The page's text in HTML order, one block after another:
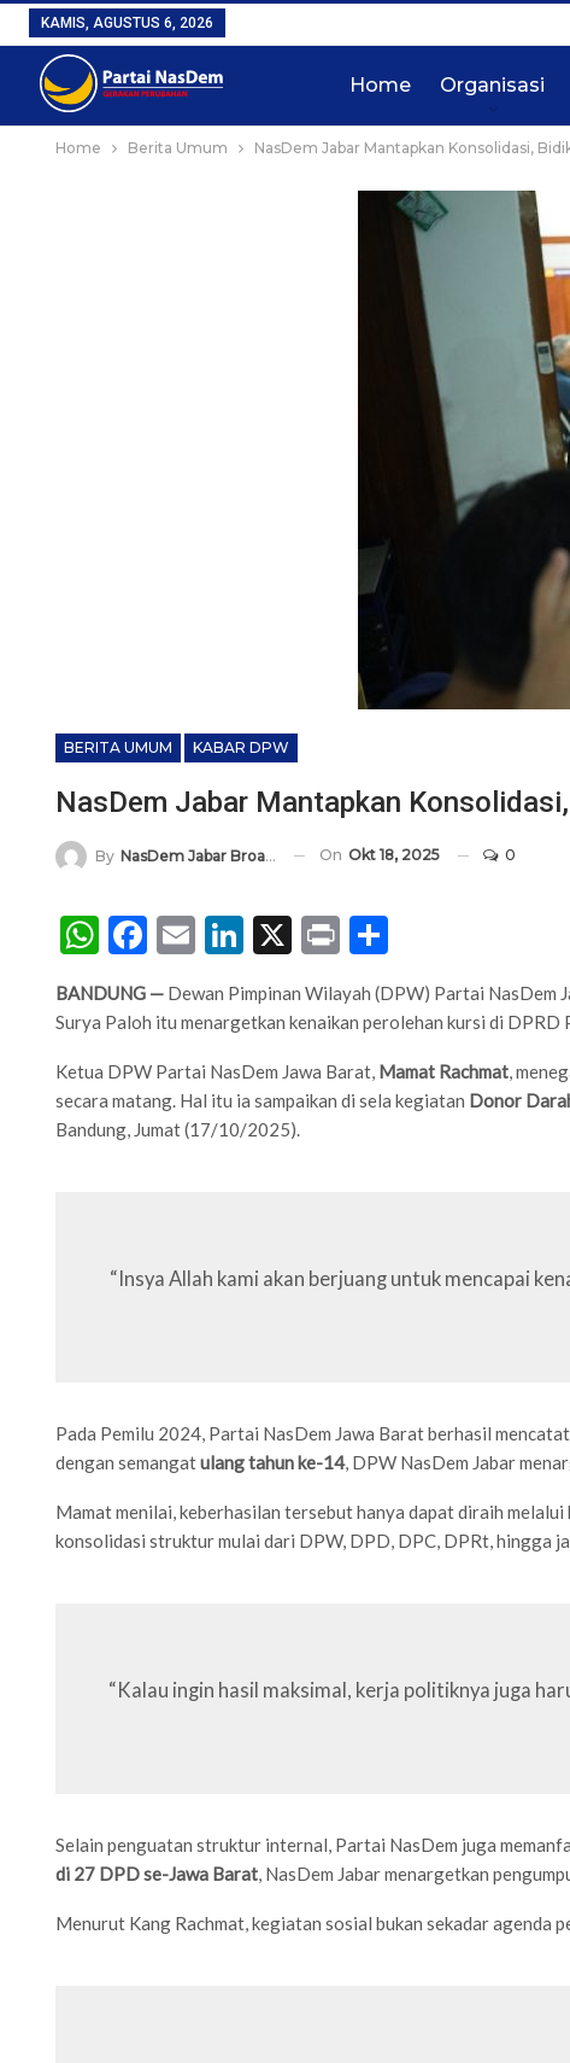
KAMIS, AGUSTUS 6, 2026
Home Organisasi
Home Berita Umum NasDem Jabar Mantapkan Konsolidasi,
BERITA UMUM KABAR DPW
NasDem Jabar Mantapkan
By NasDem Jabar Broadcasting Network On Okt 18, 2025 0
WhatsApp
Facebook
EmailLinkedIn
X Print
BANDUNG — Dewan Pimpinan Wilayah (DPW) Partai NasDem
Surya Paloh itu menargetkan kenaikan perolehan kursi di DPRD
Ketua DPW Partai NasDem Jawa Barat, Mamat Rachmat,
secara matang. Hal itu ia sampaikan di sela kegiatan Donor
Bandung, Jumat (17/10/2025).
“Insya Allah kami akan berjuang untuk mencapai
Pada Pemilu 2024, Partai NasDem Jawa Barat berhasil
dengan semangatulang tahun ke-14, DPW NasDem Jabar
Mamat menilai, keberhasilan tersebut hanya dapat diraih
konsolidasi struktur mulai dari DPW, DPD, DPC, DPRt, hingga
“Kalau ingin hasil maksimal, kerja politiknya juga
Selain penguatan struktur internal, Partai NasDem juga
di 27 DPD se-Jawa Barat, NasDem Jabar menargetkan
Menurut Kang Rachmat, kegiatan sosial bukan sekadar agenda